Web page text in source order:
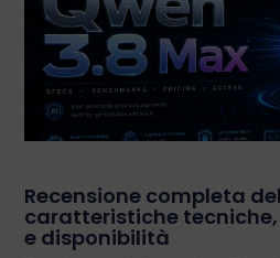
Recensione completa
caratteristiche tecniche,
e disponibilità